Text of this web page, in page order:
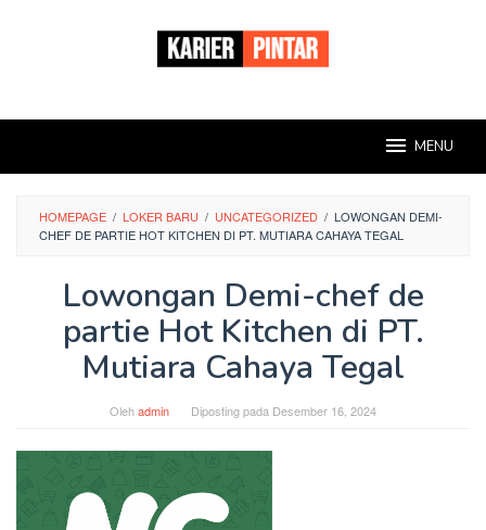
MENU
HOMEPAGE / LOKER BARU / UNCATEGORIZED / LOWONGAN DEMI-
CHEF DE PARTIE HOT KITCHEN DI PT. MUTIARA CAHAYA TEGAL
Lowongan Demi-chef de
partie Hot Kitchen di PT.
Mutiara Cahaya Tegal
Olehadmin Diposting pada Desember 16, 2024